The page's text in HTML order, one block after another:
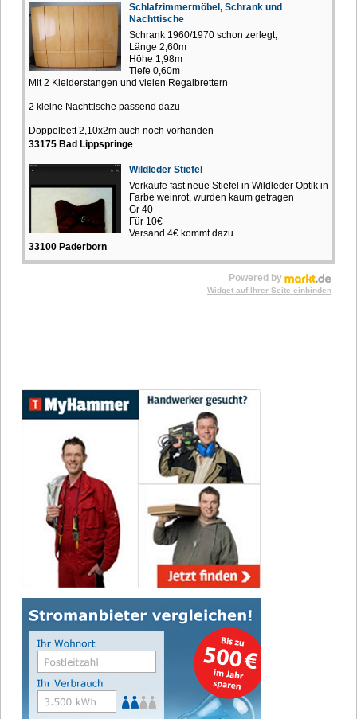
Schlafzimmermöbel, Schrank und
Nachttische
Schrank 1960/1970 schon zerlegt,
Länge 2,60m
Höhe 1,98m
Tiefe 0,60m
Mit 2 Kleiderstangen und vielen Regalbrettern
2 kleine Nachttische passend dazu
Doppelbett 2,10x2m auch noch vorhanden
33175 Bad Lippspringe
Wildleder Stiefel
Verkaufe fast neue Stiefel in Wildleder Optik in
Farbe weinrot, wurden kaum getragen
Gr 40
Für 10€
Versand 4€ kommt dazu
33100 Paderborn
Powered by
Widget auf Ihrer Seite einbinden